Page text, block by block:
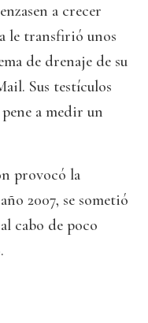
a crecer
le transfirió unos
de drenaje de su
Sus testículos
a medir un
provocó la
2007, se sometió
cabo de poco